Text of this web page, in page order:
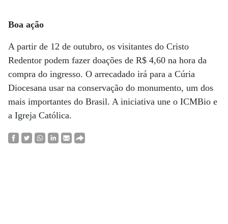
Boa ação
A partir de 12 de outubro, os visitantes do Cristo
Redentor podem fazer doações de R$ 4,60 na hora da
compra do ingresso. O arrecadado irá para a Cúria
Diocesana usar na conservação do monumento, um dos
mais importantes do Brasil. A iniciativa une o ICMBio e
a Igreja Católica.